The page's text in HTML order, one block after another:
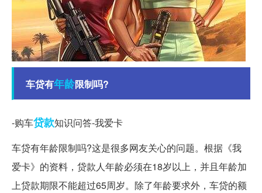
车贷有年龄限制吗?
-购车贷款知识问答-我爱卡
车贷有年龄限制吗?这是很多网友关心的问题。根据《我
爱卡》的资料，贷款人年龄必须在18岁以上，并且年龄加
上贷款期限不能超过65周岁。除了年龄要求外，车贷的额